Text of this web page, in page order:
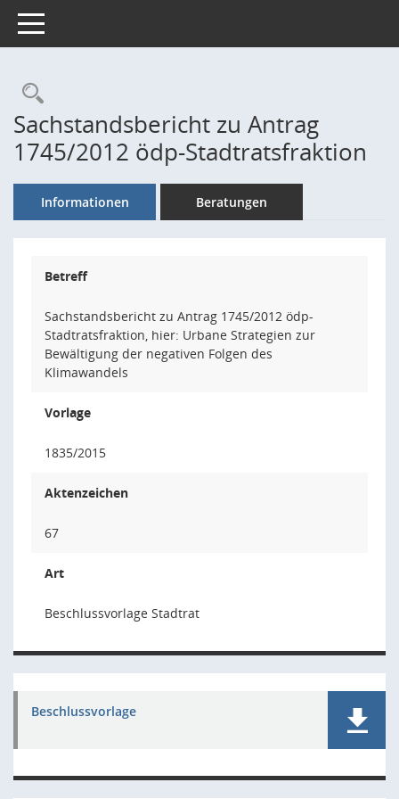
Toggle navigation
Rechercheauswahl
Sachstandsbericht zu Antrag
1745/2012 ödp-Stadtratsfraktion
Informationen Beratungen
Betreff
Sachstandsbericht zu Antrag 1745/2012 ödp-
Stadtratsfraktion, hier: Urbane Strategien zur
Bewältigung der negativen Folgen des
Klimawandels
Vorlage
1835/2015
Aktenzeichen
67
Art
Beschlussvorlage Stadtrat
Beschlussvorlage